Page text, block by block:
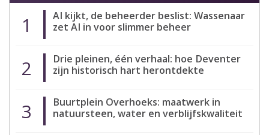
1
AI kijkt, de beheerder beslist: Wassenaar
zet AI in voor slimmer beheer
2
Drie pleinen, één verhaal: hoe Deventer
zijn historisch hart herontdekte
3
Buurtplein Overhoeks: maatwerk in
natuursteen, water en verblijfskwaliteit